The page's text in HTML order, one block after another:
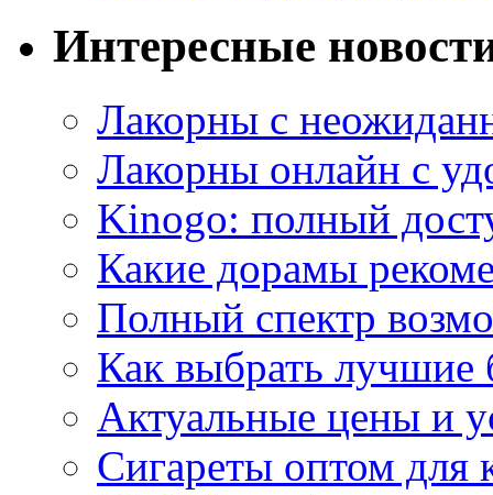
Интересные
Лакорны с
Лакорны онлайн с
Kinogo: полный
Какие дорамы
Полный спектр
Как выбрать
Актуальные цены и
Сигареты оптом для